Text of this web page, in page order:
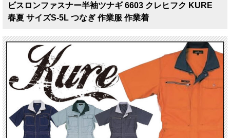
ビスロンファスナー半袖ツナギ 6603 クレヒフク KURE
春夏 サイズS-5L つなぎ 作業服 作業着